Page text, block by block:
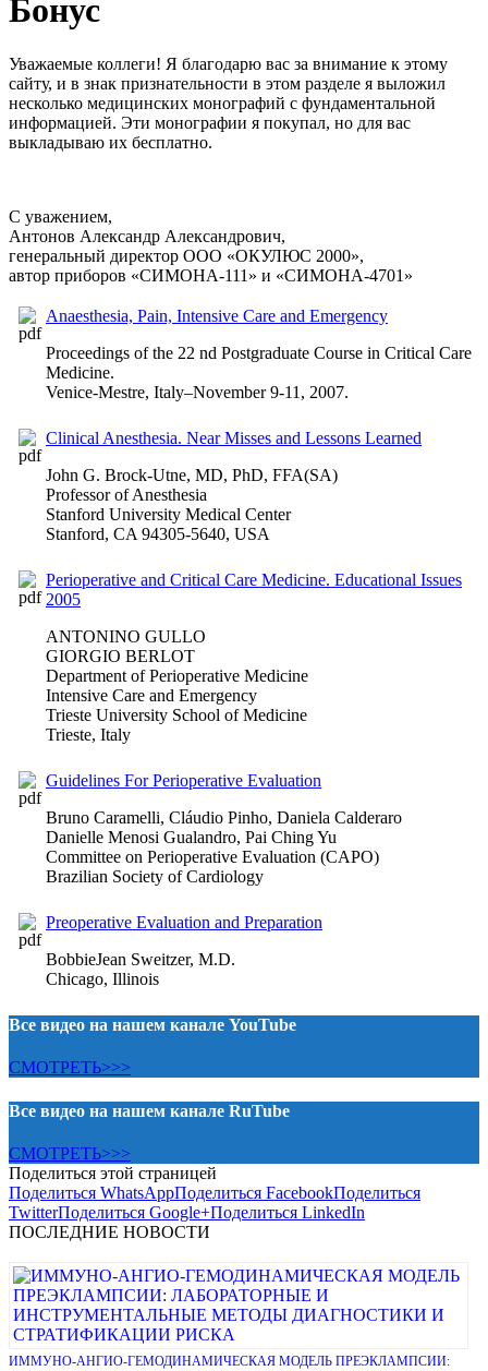
Бонус
Уважаемые коллеги! Я благодарю вас за внимание к этому
сайту, и в знак признательности в этом разделе я выложил
несколько медицинских монографий с фундаментальной
информацией. Эти монографии я покупал, но для вас
выкладываю их бесплатно.
С уважением,
Антонов Александр Александрович,
генеральный директор ООО «ОКУЛЮС 2000»,
автор приборов «СИМОНА-111» и «СИМОНА-4701»
Anaesthesia, Pain, Intensive Care and Emergency
Proceedings of the 22 nd Postgraduate Course in Critical Care
Medicine.
Venice-Mestre, Italy–November 9-11, 2007.
Clinical Anesthesia. Near Misses and Lessons Learned
John G. Brock-Utne, MD, PhD, FFA(SA)
Professor of Anesthesia
Stanford University Medical Center
Stanford, CA 94305-5640, USA
Perioperative and Critical Care Medicine. Educational Issues
2005
ANTONINO GULLO
GIORGIO BERLOT
Department of Perioperative Medicine
Intensive Care and Emergency
Trieste University School of Medicine
Trieste, Italy
Guidelines For Perioperative Evaluation
Bruno Caramelli, Cláudio Pinho, Daniela Calderaro
Danielle Menosi Gualandro, Pai Ching Yu
Committee on Perioperative Evaluation (CAPO)
Brazilian Society of Cardiology
Preoperative Evaluation and Preparation
BobbieJean Sweitzer, M.D.
Chicago, Illinois
Все видео на нашем канале YouTube
СМОТРЕТЬ>>>
Все видео на нашем канале RuTube
СМОТРЕТЬ>>>
Поделиться этой страницей
Поделиться WhatsAppПоделиться FacebookПоделиться
TwitterПоделиться Google+Поделиться LinkedIn
ПОСЛЕДНИЕ НОВОСТИ
ИММУНО-АНГИО-ГЕМОДИНАМИЧЕСКАЯ МОДЕЛЬ ПРЕЭКЛАМПСИИ: